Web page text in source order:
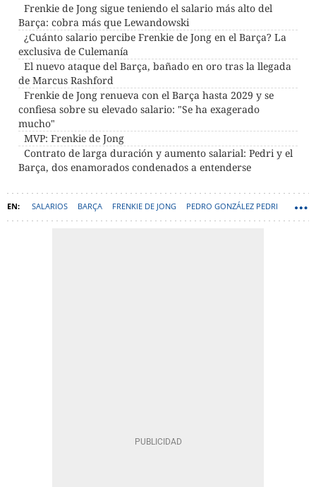
Frenkie de Jong sigue teniendo el salario más alto del
Barça: cobra más que Lewandowski
¿Cuánto salario percibe Frenkie de Jong en el Barça? La
exclusiva de Culemanía
El nuevo ataque del Barça, bañado en oro tras la llegada
de Marcus Rashford
Frenkie de Jong renueva con el Barça hasta 2029 y se
confiesa sobre su elevado salario: "Se ha exagerado
mucho"
MVP: Frenkie de Jong
Contrato de larga duración y aumento salarial: Pedri y el
Barça, dos enamorados condenados a entenderse
SALARIOS BARÇA FRENKIE DE JONG PEDRO GONZÁLEZ PEDRI